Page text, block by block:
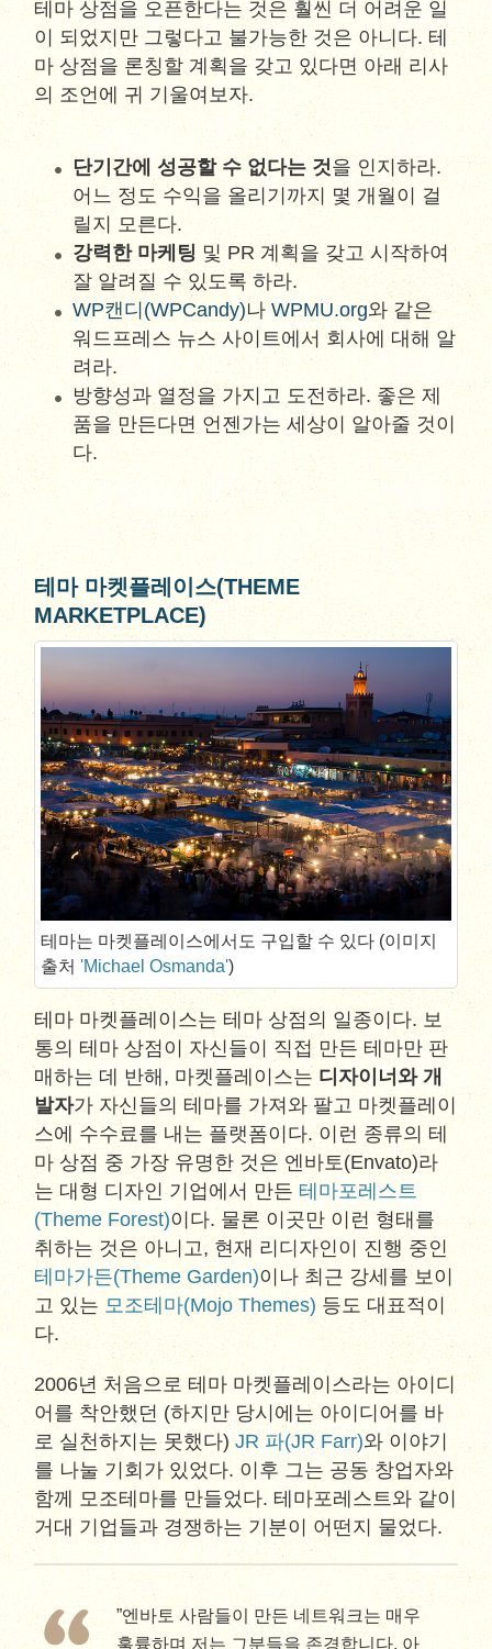
테마 상점을 오픈한다는 것은 훨씬 더 어려운 일
이 되었지만 그렇다고 불가능한 것은 아니다. 테
마 상점을 론칭할 계획을 갖고 있다면 아래 리사
의 조언에 귀 기울여보자.
단기간에 성공할 수 없다는 것을 인지하라.
어느 정도 수익을 올리기까지 몇 개월이 걸
릴지 모른다.
강력한 마케팅 및 PR 계획을 갖고 시작하여
잘 알려질 수 있도록 하라.
WP캔디(WPCandy)나WPMU.org와 같은
워드프레스 뉴스 사이트에서 회사에 대해 알
려라.
방향성과 열정을 가지고 도전하라. 좋은 제
품을 만든다면 언젠가는 세상이 알아줄 것이
다.
테마 마켓플레이스(THEME
MARKETPLACE)
테마는 마켓플레이스에서도 구입할 수 있다 (이미지
출처'Michael Osmanda')
테마 마켓플레이스는 테마 상점의 일종이다. 보
통의 테마 상점이 자신들이 직접 만든 테마만 판
매하는 데 반해, 마켓플레이스는 디자이너와 개
발자가 자신들의 테마를 가져와 팔고 마켓플레이
스에 수수료를 내는 플랫폼이다. 이런 종류의 테
마 상점 중 가장 유명한 것은 엔바토(Envato)라
는 대형 디자인 기업에서 만든 테마포레스트
(Theme Forest)이다. 물론 이곳만 이런 형태를
취하는 것은 아니고, 현재 리디자인이 진행 중인
테마가든(Theme Garden)이나 최근 강세를 보이
고 있는 모조테마(Mojo Themes)등도 대표적이
다.
2006년 처음으로 테마 마켓플레이스라는 아이디
어를 착안했던 (하지만 당시에는 아이디어를 바
로 실천하지는 못했다)JR 파(JR Farr)와 이야기
를 나눌 기회가 있었다. 이후 그는 공동 창업자와
함께 모조테마를 만들었다. 테마포레스트와 같이
거대 기업들과 경쟁하는 기분이 어떤지 물었다.
”엔바토 사람들이 만든 네트워크는 매우
훌륭하며 저는 그분들을 존경합니다. 아